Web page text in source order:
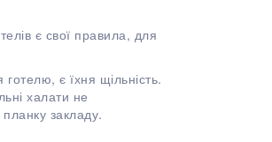
є свої правила, для
є їхня щільність.
халати не
планку закладу.